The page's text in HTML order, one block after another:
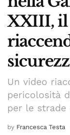
XXIII, il
Un video
pericolosità
per le strade
by Francesca Testa